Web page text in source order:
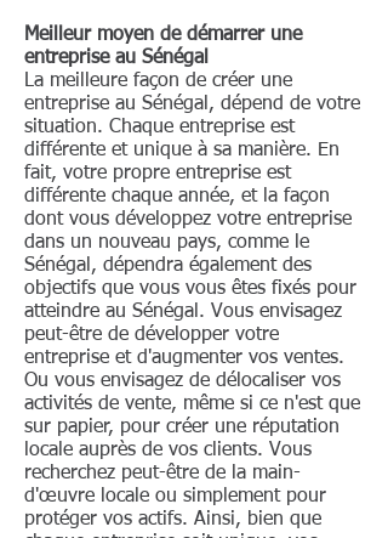
Meilleur moyen de démarrer une
entreprise au Sénégal
La meilleure façon de créer une
entreprise au Sénégal, dépend de votre
situation. Chaque entreprise est
différente et unique à sa manière. En
fait, votre propre entreprise est
différente chaque année, et la façon
dont vous développez votre entreprise
dans un nouveau pays, comme le
Sénégal, dépendra également des
objectifs que vous vous êtes fixés pour
atteindre au Sénégal. Vous envisagez
peut-être de développer votre
entreprise et d'augmenter vos ventes.
Ou vous envisagez de délocaliser vos
activités de vente, même si ce n'est que
sur papier, pour créer une réputation
locale auprès de vos clients. Vous
recherchez peut-être de la main-
d'œuvre locale ou simplement pour
protéger vos actifs. Ainsi, bien que